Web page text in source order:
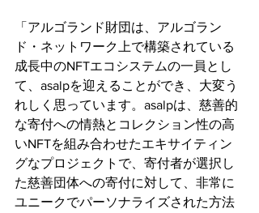
「アルゴランド財団は、アルゴラン
ド・ネットワーク上で構築されている
成長中のNFTエコシステムの一員とし
て、asalpを迎えることができ、大変う
れしく思っています。asalpは、慈善的
な寄付への情熱とコレクション性の高
いNFTを組み合わせたエキサイティン
グなプロジェクトで、寄付者が選択し
た慈善団体への寄付に対して、非常に
ユニークでパーソナライズされた方法